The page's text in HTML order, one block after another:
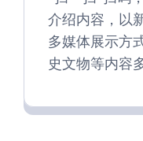
介绍内容，以
多媒体展示方
史文物等内容